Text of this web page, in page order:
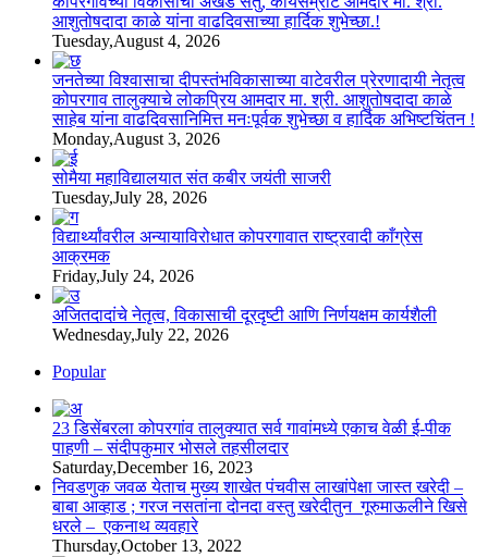
आशुतोषदादा काळे यांना वाढदिवसाच्या हार्दिक शुभेच्छा.!
Tuesday,August 4, 2026
जनतेच्या विश्वासाचा दीपस्तंभविकासाच्या वाटेवरील प्रेरणादायी नेतृत्व
कोपरगाव तालुक्याचे लोकप्रिय आमदार मा. श्री. आशुतोषदादा काळे
साहेब यांना वाढदिवसानिमित्त मनःपूर्वक शुभेच्छा व हार्दिक अभिष्टचिंतन !
Monday,August 3, 2026
सोमैया महाविद्यालयात संत कबीर जयंती साजरी
Tuesday,July 28, 2026
विद्यार्थ्यांवरील अन्यायाविरोधात कोपरगावात राष्ट्रवादी काँग्रेस
आक्रमक
Friday,July 24, 2026
अजितदादांचे नेतृत्व, विकासाची दूरदृष्टी आणि निर्णयक्षम कार्यशैली
Wednesday,July 22, 2026
Popular
23 डिसेंबरला कोपरगांव तालुक्‍यात सर्व गावांमध्ये एकाच वेळी ई-पीक
पाहणी – संदीपकुमार भोसले तहसीलदार
Saturday,December 16, 2023
निवडणुक जवळ येताच मुख्य शाखेत पंचवीस लाखांपेक्षा जास्त खरेदी –
बाबा आव्हाड ; गरज नसतांना दोनदा वस्तु खरेदीतुन गूरुमाऊलीने खिसे
धरले – एकनाथ व्यवहारे
Thursday,October 13, 2022